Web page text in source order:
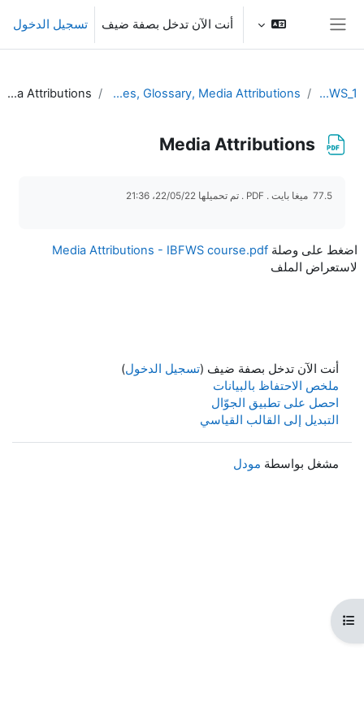
تخطى إلى المحتوى الرئيسي
أنت الآن تدخل بصفة ضيف تسجيل الدخول
المقرر
IBFWS_1
References, Glossary, Media Attributions
Media Attributions
Media Attributions
77.5 ميغا بايت . PDF . تم تحميلها 22/05/22، 21:36
اضغط على وصلة Media Attributions - IBFWS course.pdf
لاستعراض الملف
أنت الآن تدخل بصفة ضيف (تسجيل الدخول)
ملخص الاحتفاظ بالبيانات
احصل على تطبيق الجوّال
التبديل إلى القالب القياسي
مشغل بواسطة مودل